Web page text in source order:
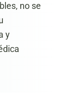
no se
y